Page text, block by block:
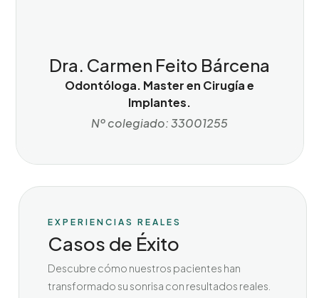
Dra. Carmen Feito Bárcena
Odontóloga. Master en Cirugía e
Implantes.
Nº colegiado: 33001255
EXPERIENCIAS REALES
Casos de Éxito
Descubre cómo nuestros pacientes han
transformado su sonrisa con resultados reales.